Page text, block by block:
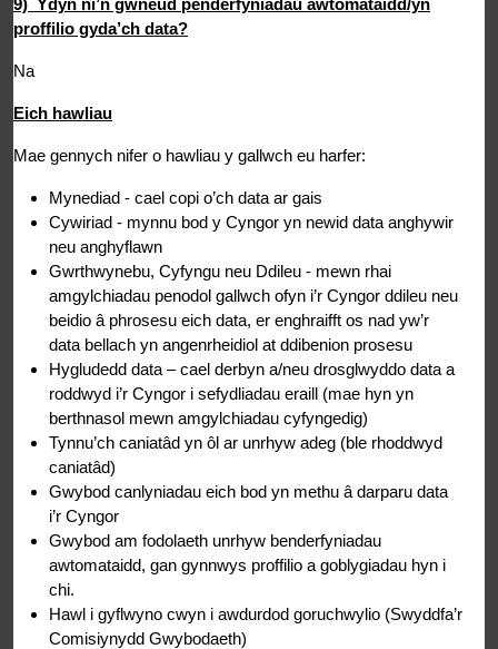
proffilio gyda’ch data?
Na
Eich hawliau
Mae gennych nifer o hawliau y gallwch eu harfer:
Mynediad - cael copi o’ch data ar gais
Cywiriad - mynnu bod y Cyngor yn newid data anghywir
neu anghyflawn
Gwrthwynebu, Cyfyngu neu Ddileu - mewn rhai
amgylchiadau penodol gallwch ofyn i’r Cyngor ddileu neu
beidio â phrosesu eich data, er enghraifft os nad yw’r
data bellach yn angenrheidiol at ddibenion prosesu
Hygludedd data – cael derbyn a/neu drosglwyddo data a
roddwyd i’r Cyngor i sefydliadau eraill (mae hyn yn
berthnasol mewn amgylchiadau cyfyngedig)
Tynnu’ch caniatâd yn ôl ar unrhyw adeg (ble rhoddwyd
caniatâd)
Gwybod canlyniadau eich bod yn methu â darparu data
i’r Cyngor
Gwybod am fodolaeth unrhyw benderfyniadau
awtomataidd, gan gynnwys proffilio a goblygiadau hyn i
chi.
Hawl i gyflwyno cwyn i awdurdod goruchwylio (Swyddfa’r
Comisiynydd Gwybodaeth)